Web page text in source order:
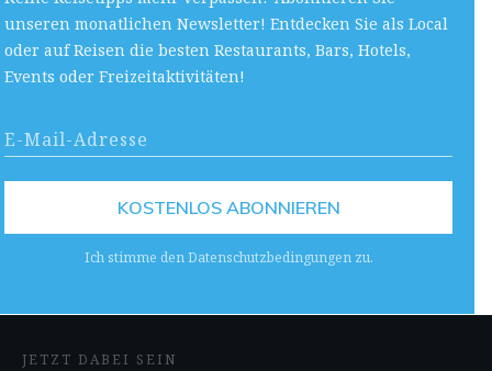
unseren monatlichen Newsletter! Entdecken Sie als Local
oder auf Reisen die besten Restaurants, Bars, Hotels,
Events oder Freizeitaktivitäten!
KOSTENLOS ABONNIEREN
Ich stimme den Datenschutzbedingungen zu.
JETZT DABEI SEIN